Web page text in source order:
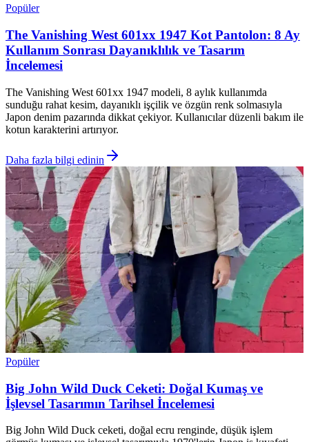
Popüler
The Vanishing West 601xx 1947 Kot Pantolon: 8 Ay
Kullanım Sonrası Dayanıklılık ve Tasarım
İncelemesi
The Vanishing West 601xx 1947 modeli, 8 aylık kullanımda
sunduğu rahat kesim, dayanıklı işçilik ve özgün renk solmasıyla
Japon denim pazarında dikkat çekiyor. Kullanıcılar düzenli bakım ile
kotun karakterini artırıyor.
Daha fazla bilgi edinin
Popüler
Big John Wild Duck Ceketi: Doğal Kumaş ve
İşlevsel Tasarımın Tarihsel İncelemesi
Big John Wild Duck ceketi, doğal ecru renginde, düşük işlem